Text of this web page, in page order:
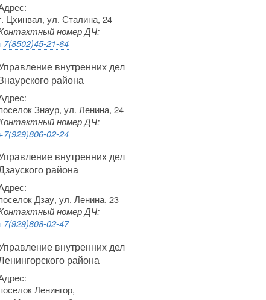
Цхинвал, ул. Сталина, 24
номер ДЧ:
21-64
внутренних дел
района
Знаур, ул. Ленина, 24
номер ДЧ:
02-24
внутренних дел
района
Дзау, ул. Ленина, 23
номер ДЧ:
02-47
внутренних дел
района
Ленингор,